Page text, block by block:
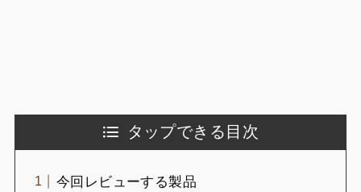
タップできる目次
今回レビューする製品